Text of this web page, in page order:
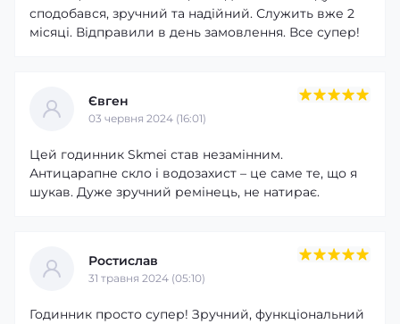
сподобався, зручний та надійний. Служить вже 2
місяці. Відправили в день замовлення. Все супер!
Євген
03 червня 2024 (16:01)
Цей годинник Skmei став незамінним.
Антицарапне скло і водозахист – це саме те, що я
шукав. Дуже зручний ремінець, не натирає.
Ростислав
31 травня 2024 (05:10)
Годинник просто супер! Зручний, функціональний